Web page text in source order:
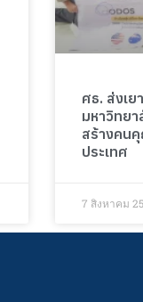
ศธ. ส่งเย
มหาวิทย
สร้างคน
ประเทศ
7 สิงหาคม